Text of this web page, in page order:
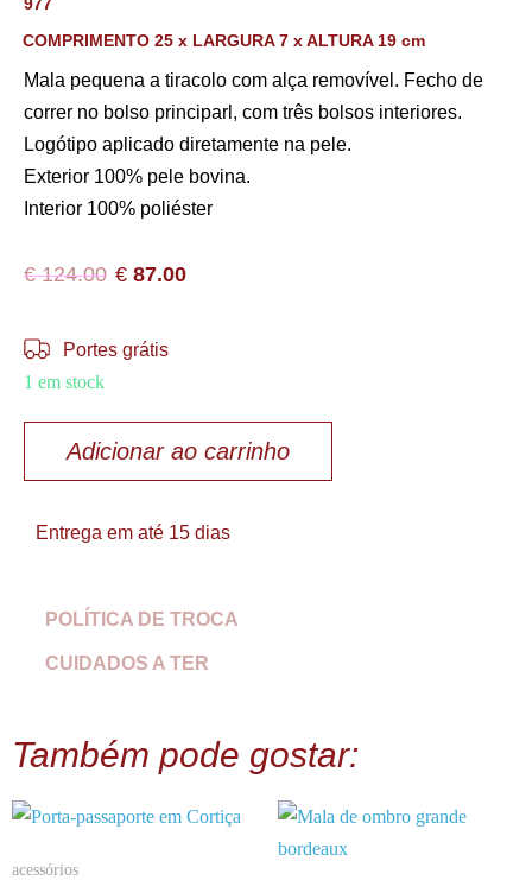
COMPRIMENTO 25 x LARGURA 7 x ALTURA 19 cm
Mala pequena a tiracolo com alça removível. Fecho de
correr no bolso principarl, com três bolsos interiores.
Logótipo aplicado diretamente na pele.
Exterior 100% pele bovina.
Interior 100% poliéster
€124.00 € 87.00
Portes grátis
1 em stock
Adicionar ao carrinho
Entrega em até 15 dias
POLÍTICA DE TROCA
CUIDADOS A TER
Também pode gostar:
acessórios